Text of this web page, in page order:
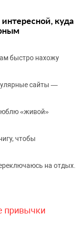
куда
быстро нахожу
сайты —
«живой»
чтобы
на отдых.
привычки